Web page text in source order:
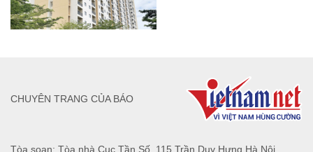
Tòa soạn: Tòa nhà Cục Tần Số, 115 Trần Duy Hưng Hà Nội
CHUYÊN TRANG CỦA BÁO